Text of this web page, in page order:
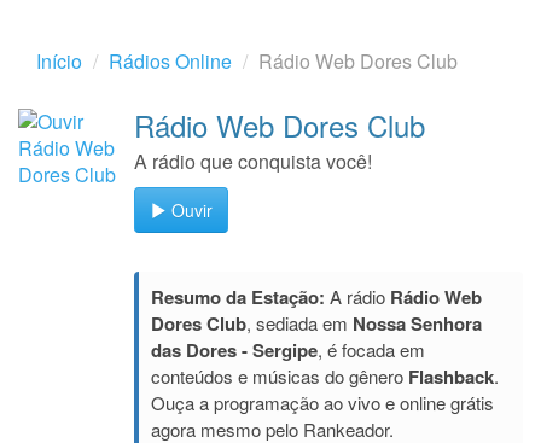
Início Rádios Online Rádio Web Dores Club
Rádio Web Dores Club
A rádio que conquista você!
Ouvir
Resumo da Estação: A rádio Rádio Web
Dores Club, sediada em Nossa Senhora
das Dores - Sergipe, é focada em
conteúdos e músicas do gênero Flashback.
Ouça a programação ao vivo e online grátis
agora mesmo pelo Rankeador.